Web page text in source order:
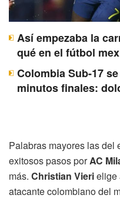
Así empezaba la
qué en el fútbol
Colombia Sub-17
minutos finales:
Palabras mayores las del
exitosos pasos porAC
más. Christian Vierielige
atacante colombiano del